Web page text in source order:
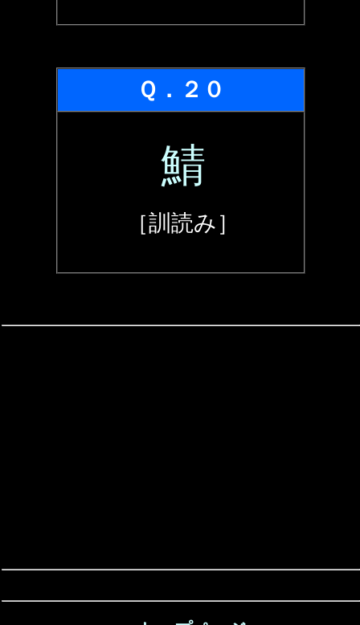
Ｑ．２０
鯖
［訓読み］